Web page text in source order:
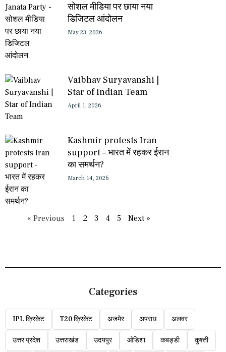
सोशल मीडिया पर छाया नया
डिजिटल आंदोलन
May 23, 2026
Vaibhav Suryavanshi |
Star of Indian Team
April 1, 2026
Kashmir protests Iran
support – भारत में रहकर ईरान
का समर्थन?
March 14, 2026
« Previous 1 2 3 4 5 Next »
Categories
IPL क्रिकेट T20 क्रिकेट अजमेर अपराध अलवर
उत्तर प्रदेश उत्तराखंड उदयपुर ओडिशा कबड्डी कुश्ती